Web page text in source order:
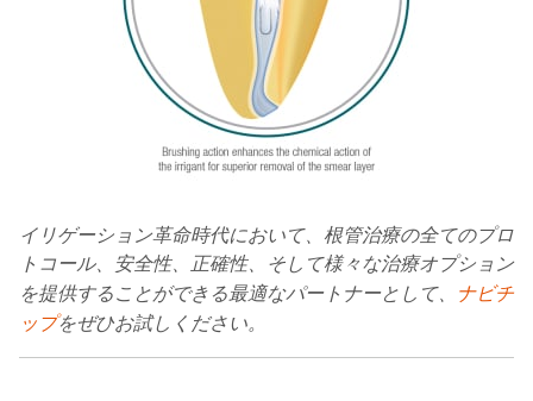
イリゲーション革命時代において、根管治療の全てのプロ
トコール、安全性、正確性、そして様々な治療オプション
を提供することができる最適なパートナーとして、 ナビチ
ップをぜひお試しください。